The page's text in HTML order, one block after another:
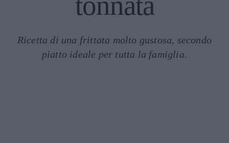
Ricetta di una frittata molto gustosa, secondo
piatto ideale per tutta la famiglia.